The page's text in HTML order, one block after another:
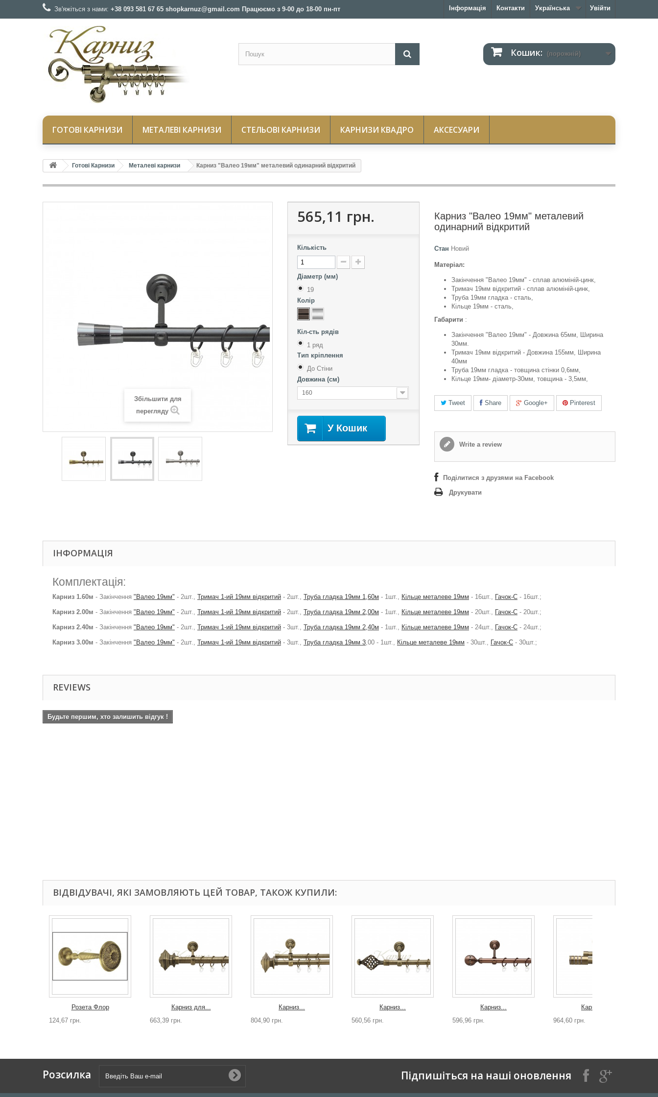
Увійти
Українська
Контакти
Інформація
Зв'яжіться з нами: +38 093 581 67 65 shopkarnuz@gmail.com Працюємо з 9-00 до 18-00 пн-пт
Кошик: (порожній)
ГОТОВІ КАРНИЗИ МЕТАЛЕВІ КАРНИЗИ СТЕЛЬОВІ КАРНИЗИ КАРНИЗИ КВАДРО АКСЕСУАРИ
Готові Карнизи Металеві карнизи Карниз "Валео 19мм" металевий одинарний відкритий
Збільшити для
перегляду
565,11 грн.
Кількість
Діаметр (мм)
19
Колір
Кіл-сть рядів
1 ряд
Тип кріплення
До Стіни
Довжина (см)
160
У Кошик
Карниз "Валео 19мм" металевий
одинарний відкритий
Стан Новий
Матеріал:
Закінчення "Валео 19мм" - сплав алюміній-цинк,
Тримач 19мм відкритий - сплав алюміній-цинк,
Труба 19мм гладка - сталь,
Кільце 19мм - сталь,
Габарити :
Закінчення "Валео 19мм" - Довжина 65мм, Ширина
30мм.
Тримач 19мм відкритий - Довжина 155мм, Ширина
40мм
Труба 19мм гладка - товщина стінки 0,6мм,
Кільце 19мм- діаметр-30мм, товщина - 3,5мм,
Tweet Share Google+ Pinterest
Write a review
Поділитися з друзями на Facebook
Друкувати
ІНФОРМАЦІЯ
Комплектація:
Карниз 1.60м - Закінчення "Валео 19мм" - 2шт., Тримач 1-ий 19мм відкритий - 2шт., Труба гладка 19мм 1,60м - 1шт., Кільце металеве 19мм - 16шт., Гачок-С - 16шт.;
Карниз 2.00м - Закінчення "Валео 19мм" - 2шт., Тримач 1-ий 19мм відкритий - 2шт., Труба гладка 19мм 2,00м - 1шт., Кільце металеве 19мм - 20шт., Гачок-С - 20шт.;
Карниз 2.40м - Закінчення "Валео 19мм" - 2шт., Тримач 1-ий 19мм відкритий - 3шт., Труба гладка 19мм 2,40м - 1шт., Кільце металеве 19мм - 24шт., Гачок-С - 24шт.;
Карниз 3.00м - Закінчення "Валео 19мм" - 2шт., Тримач 1-ий 19мм відкритий - 3шт., Труба гладка 19мм 3,00 - 1шт., Кільце металеве 19мм - 30шт., Гачок-С - 30шт.;
REVIEWS
Будьте першим, хто залишить відгук !
ВІДВІДУВАЧІ, ЯКІ ЗАМОВЛЯЮТЬ ЦЕЙ ТОВАР, ТАКОЖ КУПИЛИ:
Розета Флор
124,67 грн.
Карниз для...
663,39 грн.
Карниз...
804,90 грн.
Карниз...
560,56 грн.
Карниз...
596,96 грн.
Карниз...
964,60 грн.
Розсилка Підпишіться на наші оновлення